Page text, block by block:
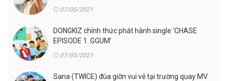
07/05/2021
DONGKIZ chính thức phát hành single 'CHASE
EPISODE 1. GGUM'
07/05/2021
Sana (TWICE) đùa giỡn vui vẻ tại trường quay MV